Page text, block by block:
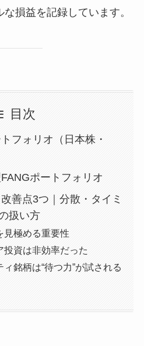
損益を記録しています。
目次
フォリオ（日本株・
ポートフォリオ
善点3つ｜分散・タイミ
扱い方
見極める重要性
投資は非効率だった
銘柄は“待つ力”が試される